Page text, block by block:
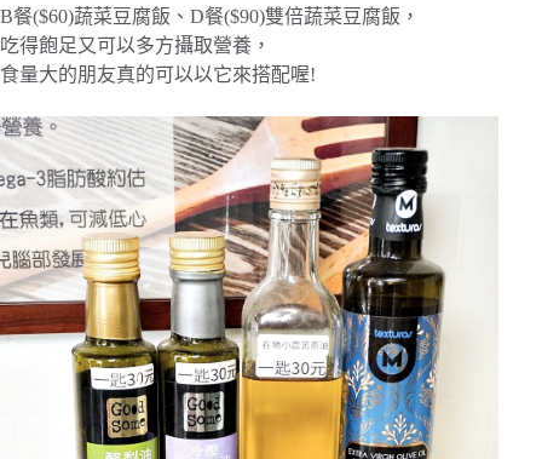
B餐($60)蔬菜豆腐飯、D餐($90)雙倍蔬菜豆腐飯，
吃得飽足又可以多方攝取營養，
食量大的朋友真的可以以它來搭配喔!